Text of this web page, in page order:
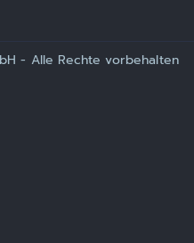
- Alle Rechte vorbehalten